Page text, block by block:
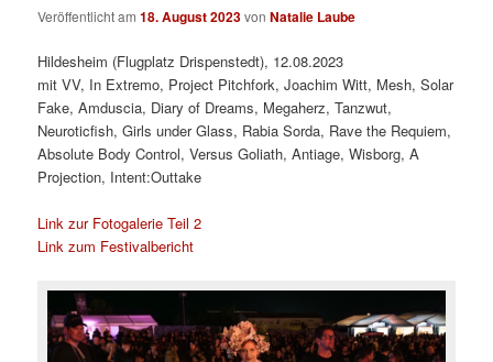
Veröffentlicht am18. August 2023vonNatalie Laube
Hildesheim (Flugplatz Drispenstedt), 12.08.2023
mit VV, In Extremo, Project Pitchfork, Joachim Witt, Mesh, Solar
Fake, Amduscia, Diary of Dreams, Megaherz, Tanzwut,
Neuroticfish, Girls under Glass, Rabia Sorda, Rave the Requiem,
Absolute Body Control, Versus Goliath, Antiage, Wisborg, A
Projection, Intent:Outtake
Link zur Fotogalerie Teil 2
Link zum Festivalbericht